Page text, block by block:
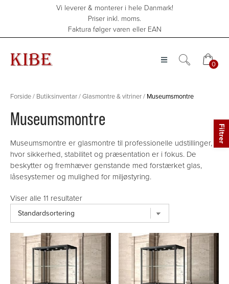
Vi leverer & monterer i hele Danmark!
Priser inkl. moms.
Faktura følger varen eller EAN
0
0
Forside/ Butiksinventar/Glasmontre & vitriner/ Museumsmontre
Museumsmontre
Museumsmontre er glasmontre til professionelle udstillinger,
hvor sikkerhed, stabilitet og præsentation er i fokus. De
beskytter og fremhæver genstande med forstærket glas,
låsesystemer og mulighed for miljøstyring.
Viser alle 11 resultater